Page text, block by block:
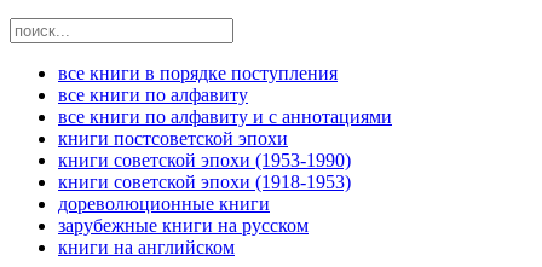
все книги в порядке поступления
все книги по алфавиту
все книги по алфавиту и с аннотациями
книги постсоветской эпохи
книги советской эпохи (1953-1990)
книги советской эпохи (1918-1953)
дореволюционные книги
зарубежные книги на русском
книги на английском